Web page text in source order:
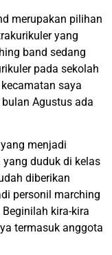
merupakan pilihan
yang
band sedang
pada sekolah
saya
Agustus ada
menjadi
duduk di kelas
diberikan
personil marching
kira-kira
termasuk anggota